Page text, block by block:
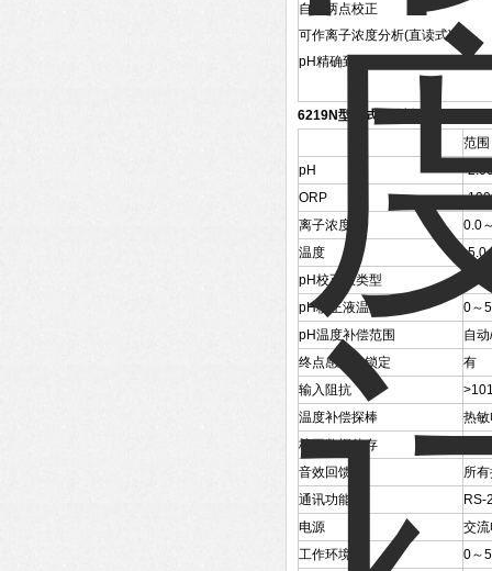
自动两点校正
可作离子浓度分析(直读式)
pH精确到小数点第三位
6219N型台式PH计规格
范围
pH
-
ORP
-
离子浓度
0.0
温度
-5.0
pH校正液类型
pH校正液温度范围
0～
pH温度补偿范围
自
终点感应及锁定
有
输入阻抗
温度补偿探棒
热
校正数据储存
音效回馈
所
通讯功能
RS-
电源
交
工作环境
0～